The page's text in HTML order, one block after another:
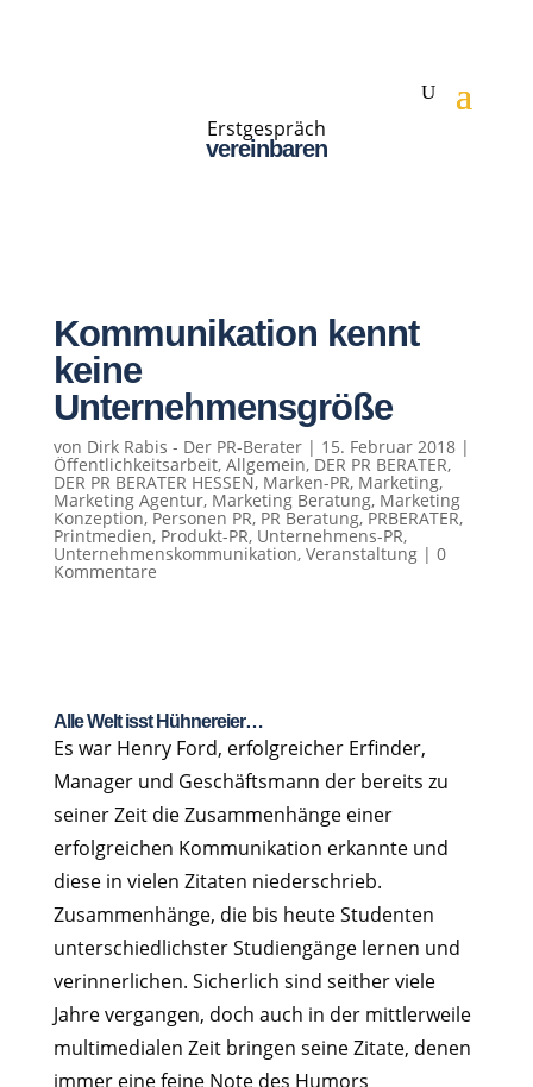
Erstgespräch
vereinbaren
Kommunikation kennt
keine
Unternehmensgröße
von Dirk Rabis - Der PR-Berater| 15. Februar 2018|
Öffentlichkeitsarbeit, Allgemein,DER PR BERATER,
DER PR BERATER HESSEN, Marken-PR, Marketing,
Marketing Agentur, Marketing Beratung, Marketing
Konzeption,Personen PR, PR Beratung,PRBERATER,
Printmedien, Produkt-PR, Unternehmens-PR,
Unternehmenskommunikation, Veranstaltung| 0
Kommentare
Alle Welt isst Hühnereier…
Es war Henry Ford, erfolgreicher Erfinder,
Manager und Geschäftsmann der bereits zu
seiner Zeit die Zusammenhänge einer
erfolgreichen Kommunikation erkannte und
diese in vielen Zitaten niederschrieb.
Zusammenhänge, die bis heute Studenten
unterschiedlichster Studiengänge lernen und
verinnerlichen. Sicherlich sind seither viele
Jahre vergangen, doch auch in der mittlerweile
multimedialen Zeit bringen seine Zitate, denen
immer eine feine Note des Humors